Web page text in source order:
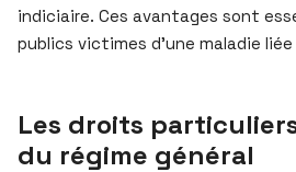
indiciaire. Ces avantages sont
publics victimes d’une maladie
Les droits
du régime général